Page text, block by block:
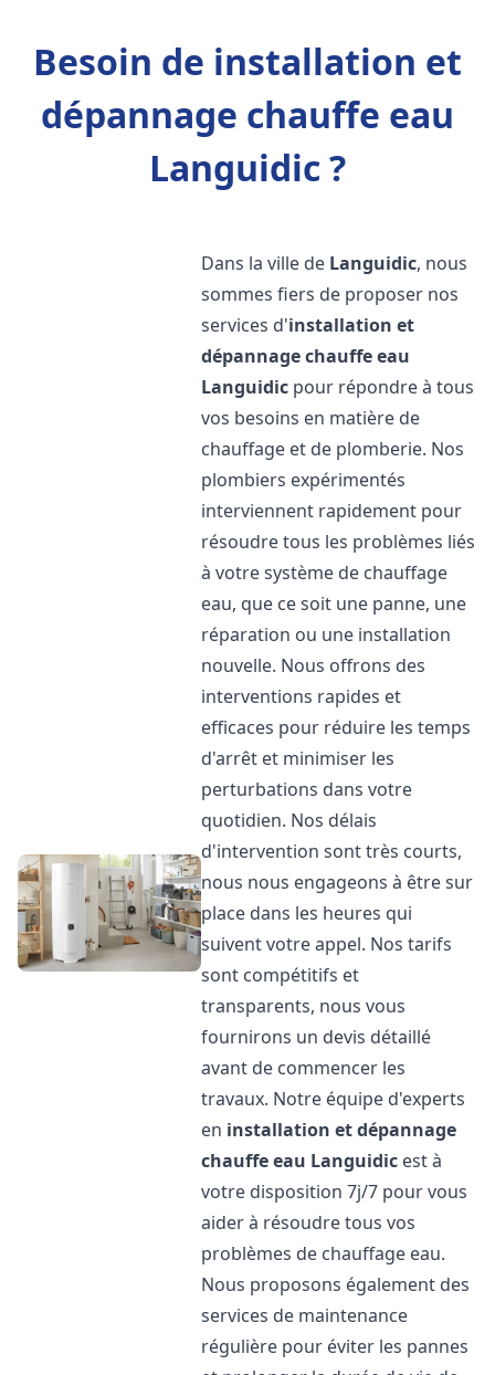
Besoin de installation et
dépannage chauffe eau
Languidic ?
Dans la ville de Languidic, nous
sommes fiers de proposer nos
services d'installation et
dépannage chauffe eau
Languidic pour répondre à tous
vos besoins en matière de
chauffage et de plomberie. Nos
plombiers expérimentés
interviennent rapidement pour
résoudre tous les problèmes liés
à votre système de chauffage
eau, que ce soit une panne, une
réparation ou une installation
nouvelle. Nous offrons des
interventions rapides et
efficaces pour réduire les temps
d'arrêt et minimiser les
perturbations dans votre
quotidien. Nos délais
d'intervention sont très courts,
nous nous engageons à être sur
place dans les heures qui
suivent votre appel. Nos tarifs
sont compétitifs et
transparents, nous vous
fournirons un devis détaillé
avant de commencer les
travaux. Notre équipe d'experts
en installation et dépannage
chauffe eau Languidic est à
votre disposition 7j/7 pour vous
aider à résoudre tous vos
problèmes de chauffage eau.
Nous proposons également des
services de maintenance
régulière pour éviter les pannes